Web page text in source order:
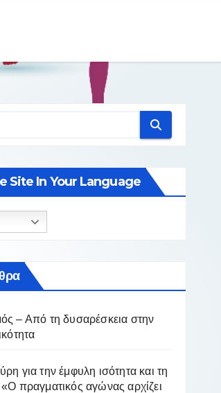
Site In Your Language
– Από τη δυσαρέσκεια στην
για την έμφυλη ισότητα και τη
πραγματικός αγώνας αρχίζει